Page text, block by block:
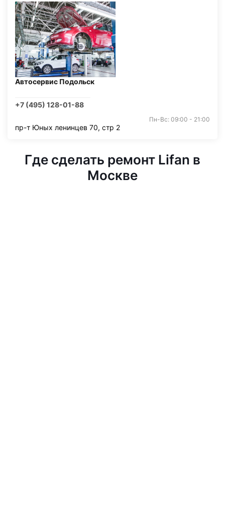
Автосервис Подольск
+7 (495) 128-01-88
Пн-Вс: 09:00 - 21:00
пр-т Юных ленинцев 70, стр 2
Где сделать ремонт Lifan в
Москве